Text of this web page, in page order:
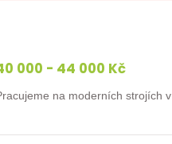
000 - 44 000 Kč
na moderních strojích v